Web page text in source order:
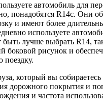
автомобиль для
понадобятся R14c. Они
и имеют более
используете
быть лучше выбрать R14,
боковой рисунок и
поездку.
который вы собираетесь
дорожного покрытия и
и частота